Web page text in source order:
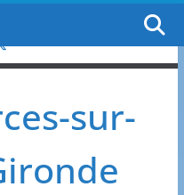
2026
sur-